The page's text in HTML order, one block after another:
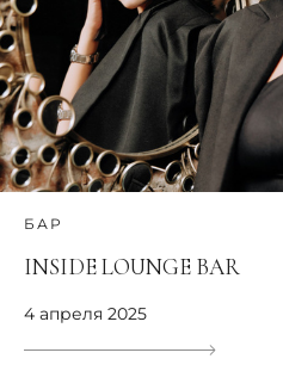
БАР
INSIDE LOUNGE BAR
4 апреля 2025